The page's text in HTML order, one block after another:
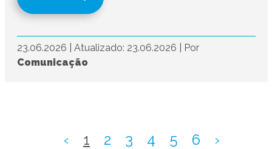
23.06.2026 Atualizado: 23.06.2026
Por
Comunicação
‹ 1 2 3 4 5 6 ›